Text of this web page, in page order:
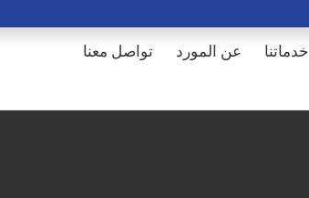
تواصل معنا عن المورد خدماتنا